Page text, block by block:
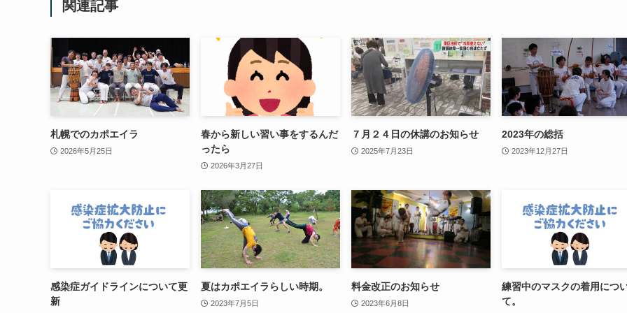
関連記事
札幌でのカポエイラ
2026年5月25日
春から新しい習い事をするんだ
ったら
2026年3月27日
７月２４日の休講のお知らせ
2025年7月23日
2023年の総括
2023年12月27日
感染症ガイドラインについて更
新
夏はカポエイラらしい時期。
2023年7月5日
料金改正のお知らせ
2023年6月8日
練習中のマスクの着用につ
て。